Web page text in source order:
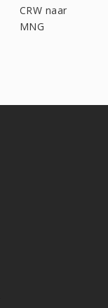
CRW naar
MNG